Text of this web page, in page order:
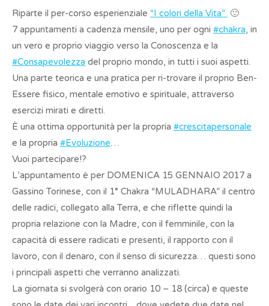
Riparte il per-corso esperienziale “I colori della Vita” 🙂
7 appuntamenti a cadenza mensile, uno per ogni #chakra, in
un vero e proprio viaggio verso la Conoscenza e la
#Consapevolezza del proprio mondo, in tutti i suoi aspetti.
Una parte teorica e una pratica per ri-trovare il proprio Ben-
Essere fisico, mentale emotivo e spirituale, attraverso
esercizi mirati e diretti.
È una ottima opportunità per la propria #crescitapersonale
e la propria #Evoluzione…
Vuoi partecipare!?
L’appuntamento è per DOMENICA 15 GENNAIO 2017 a
Gassino Torinese, con il 1° Chakra “MULADHARA” il centro
delle radici, collegato alla Terra, e che riflette quindi la
propria relazione con la Madre, con il femminile, con la
capacità di essere radicati e presenti, il rapporto con il
lavoro, con il denaro, con il senso di sicurezza… questi sono
i principali aspetti che verranno analizzati.
La giornata si svolgerà con orario 10 – 18 (circa) e queste